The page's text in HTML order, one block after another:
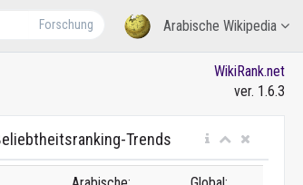
Arabische Wikipedia
Forschung
WikiRank.net
ver. 1.6.3
Trends